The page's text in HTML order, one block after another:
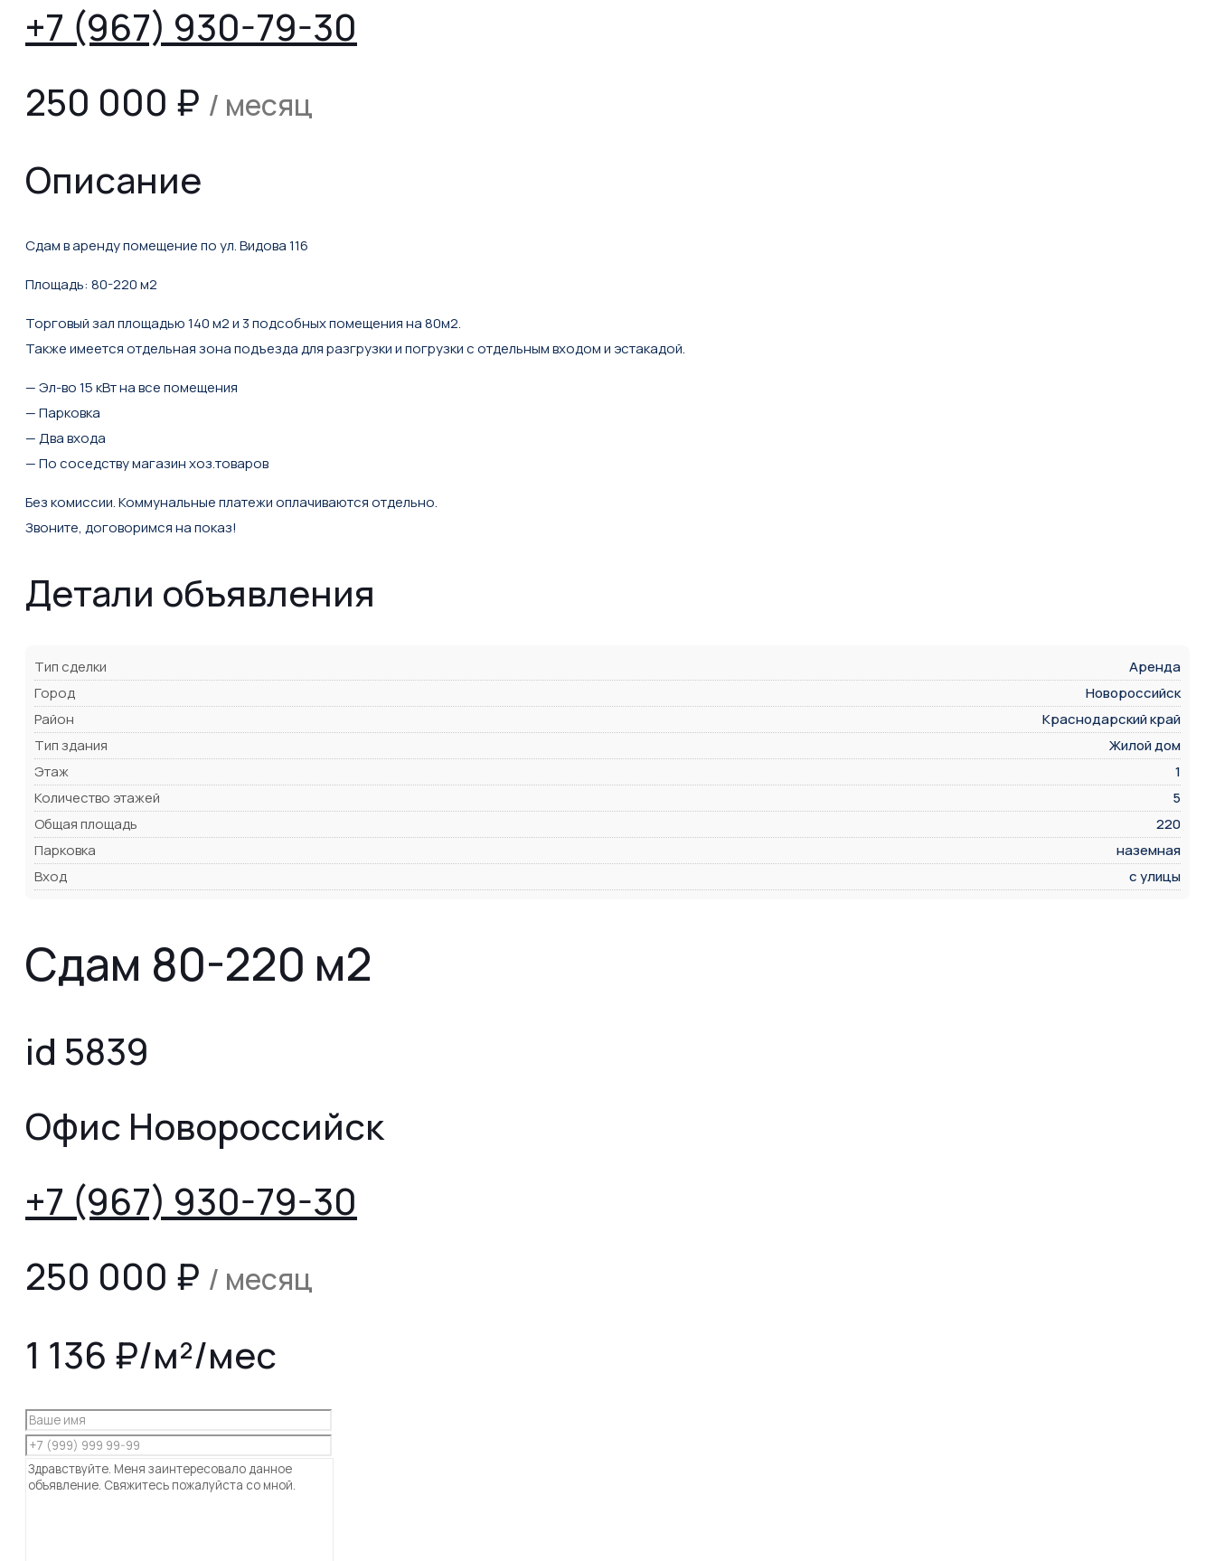
+7 (967) 930-79-30
250 000 ₽ / месяц
Описание
Сдам в аренду помещение по ул. Видова 116
Площадь: 80-220 м2
Торговый зал площадью 140 м2 и 3 подсобных помещения на 80м2.
Также имеется отдельная зона подъезда для разгрузки и погрузки с отдельным входом и эстакадой.
— Эл-во 15 кВт на все помещения
— Парковка
— Два входа
— По соседству магазин хоз.товаров
Без комиссии. Коммунальные платежи оплачиваются отдельно.
Звоните, договоримся на показ!
Детали объявления
Тип сделки
Аренда
Город
Новороссийск
Район
Краснодарский край
Тип здания
Жилой дом
Этаж
1
Количество этажей
5
Общая площадь
220
Парковка
наземная
Вход
с улицы
Сдам 80-220 м2
id 5839
Офис Новороссийск
+7 (967) 930-79-30
250 000 ₽ / месяц
1 136 ₽/м²/мес